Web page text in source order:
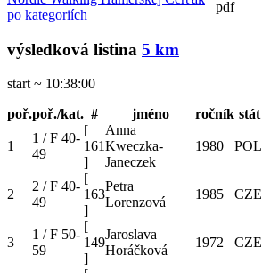
po kategoriích
pdf
výsledková listina 5 km
start ~ 10:38:00
poř.poř./kat. # jméno ročník stát
1
1 / F 40-
49
[
161
]
Anna
Kweczka-
Janeczek
1980 POL
2
2 / F 40-
49
[
163
]
Petra
Lorenzová
1985 CZE
3
1 / F 50-
59
[
149
]
Jaroslava
Horáčková
1972 CZE